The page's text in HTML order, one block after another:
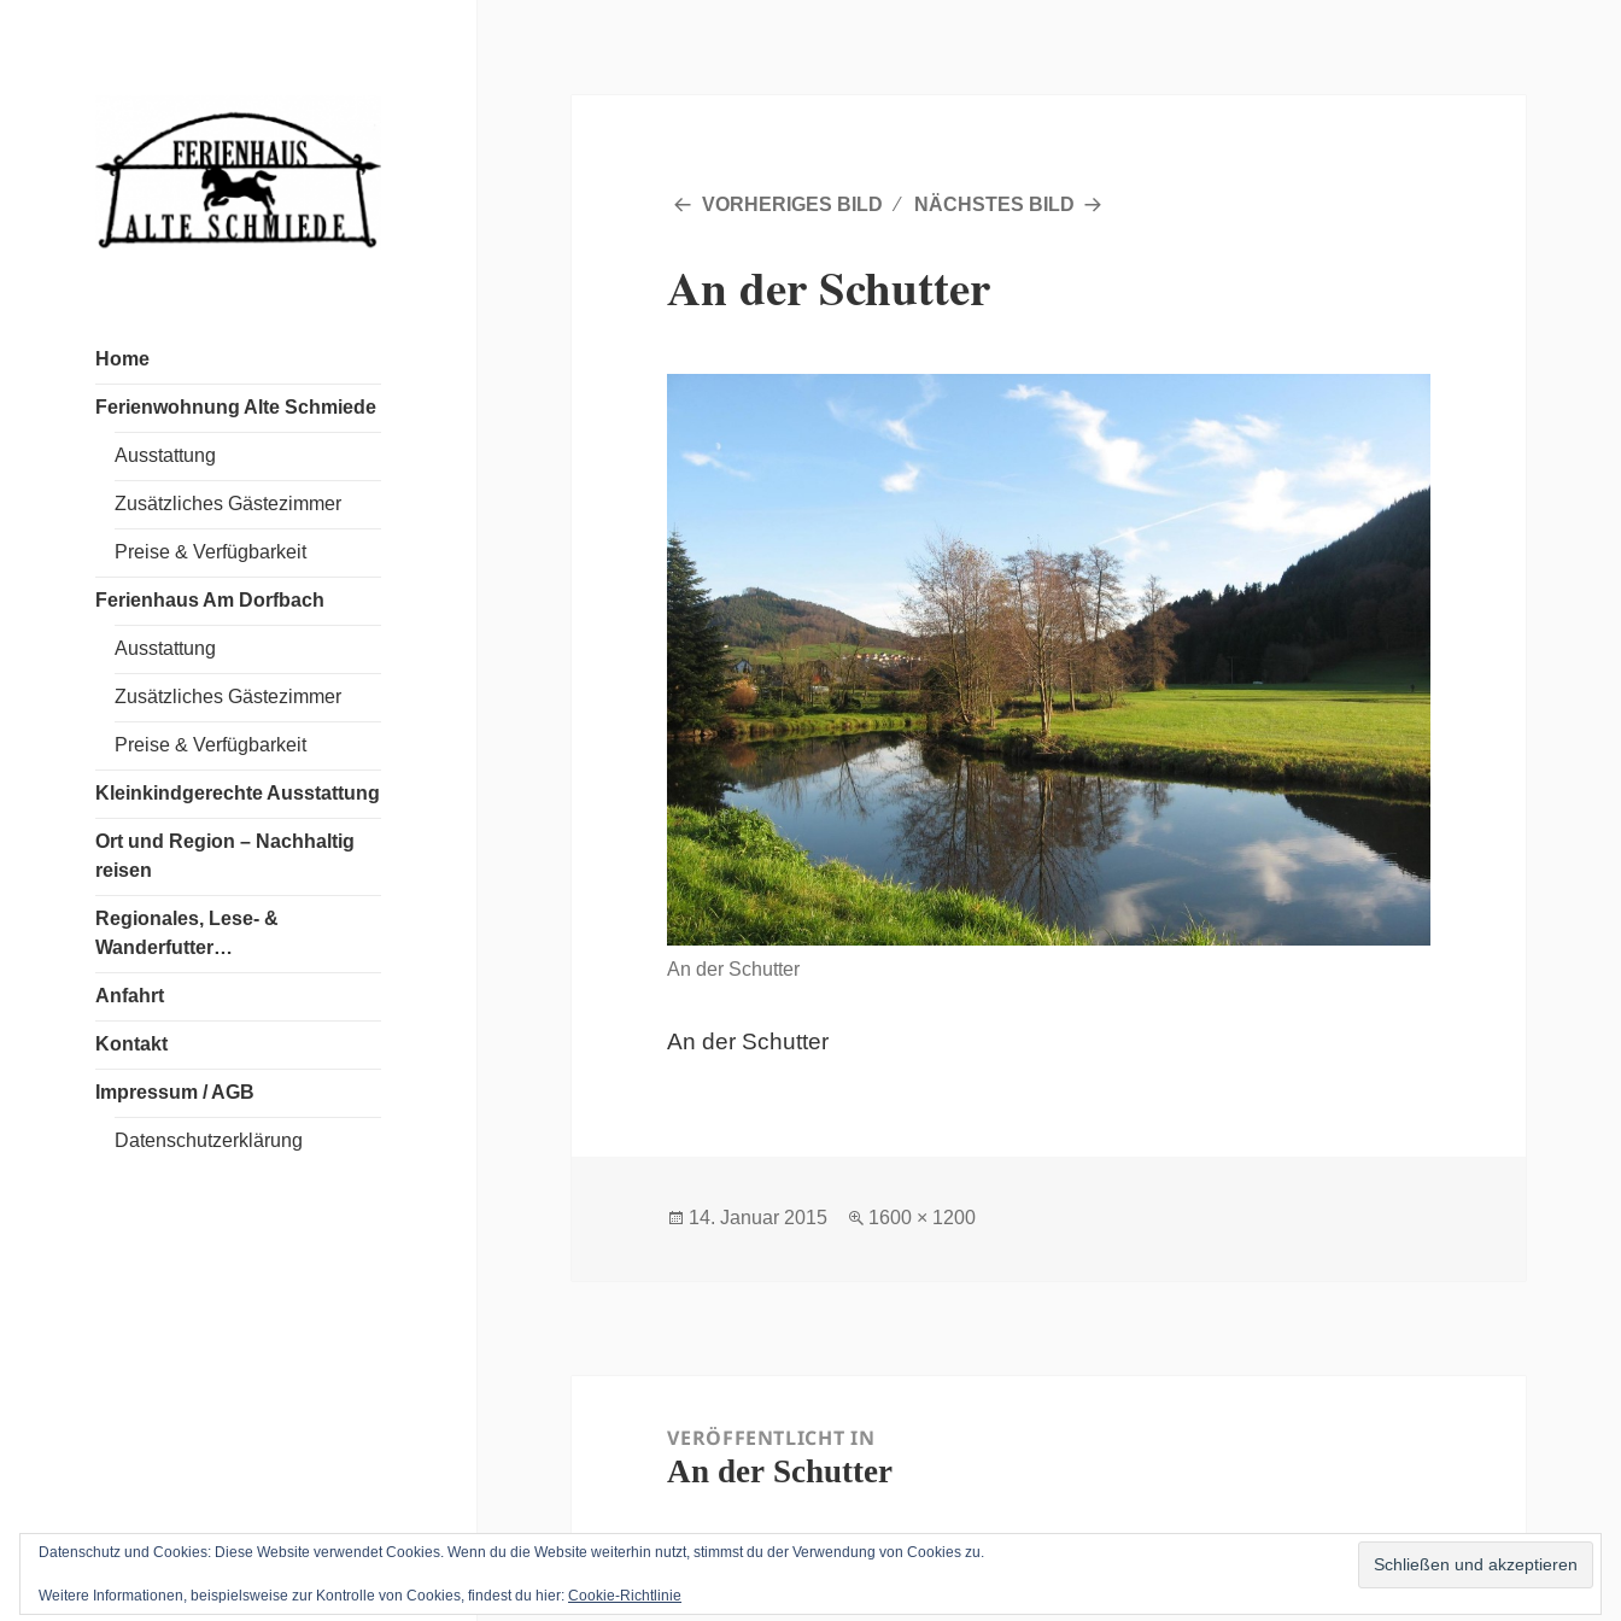
Home
Ferienwohnung Alte Schmiede
Ausstattung
Zusätzliches Gästezimmer
Preise & Verfügbarkeit
Ferienhaus Am Dorfbach
Ausstattung
Zusätzliches Gästezimmer
Preise & Verfügbarkeit
Kleinkindgerechte Ausstattung
Ort und Region – Nachhaltig
reisen
Regionales, Lese- &
Wanderfutter…
Anfahrt
Kontakt
Impressum / AGB
Datenschutzerklärung
Datenschutz und Cookies: Diese Website verwendet Cookies. Wenn du die Website weiterhin nutzt, stimmst du der Verwendung von Cookies zu.
Weitere Informationen, beispielsweise zur Kontrolle von Cookies, findest du hier: Cookie-Richtlinie
VORHERIGES BILD NÄCHSTES BILD
An der Schutter
An der Schutter
An der Schutter
Veröffentlicht
14. Januar 2015
Volle
1600 × 1200
VERÖFFENTLICHT IN
An der Schutter